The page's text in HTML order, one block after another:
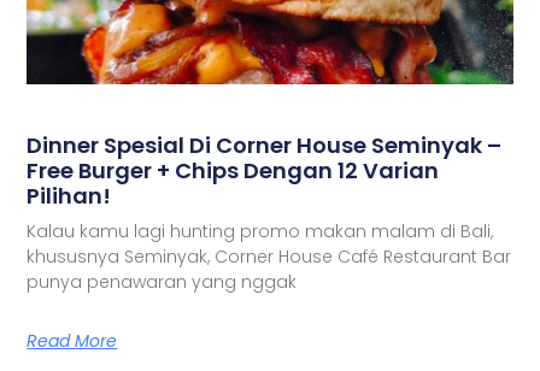
Dinner Spesial Di Corner House Seminyak –
Free Burger + Chips Dengan 12 Varian
Pilihan!
Kalau kamu lagi hunting promo makan malam di Bali,
khususnya Seminyak, Corner House Café Restaurant Bar
punya penawaran yang nggak
Read More